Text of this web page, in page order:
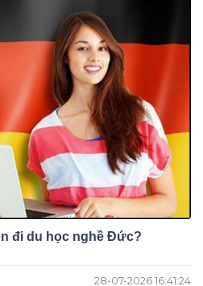
đi du học nghề Đức?
28-07-2026 16:41:24